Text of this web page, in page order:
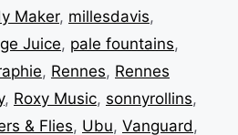
Maker, millesdavis,
Juice, pale fountains,
, Rennes, Rennes
, Roxy Music, sonnyrollins,
& Flies, Ubu, Vanguard,